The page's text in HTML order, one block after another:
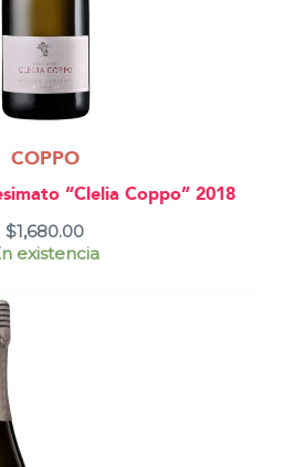
COPPO
“Clelia Coppo” 2018
$1,680.00
existencia